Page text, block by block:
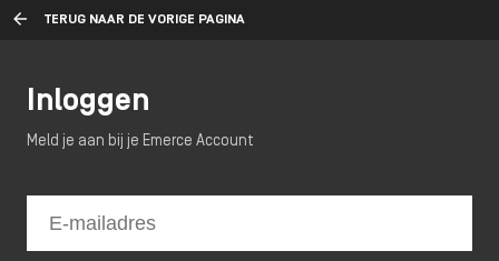
TERUG NAAR DE VORIGE PAGINA
Inloggen
Meld je aan bij je Emerce Account